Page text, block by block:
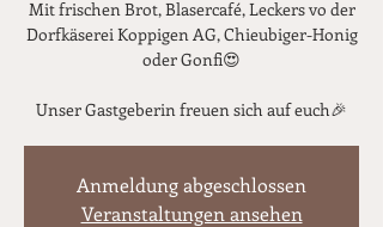
Mit frischen Brot, Blasercafé, Leckers vo der
Dorfkäserei Koppigen AG, Chieubiger-Honig
oder Gonfi😍
Unser Gastgeberin freuen sich auf euch🎉
Anmeldung abgeschlossen
Veranstaltungen ansehen